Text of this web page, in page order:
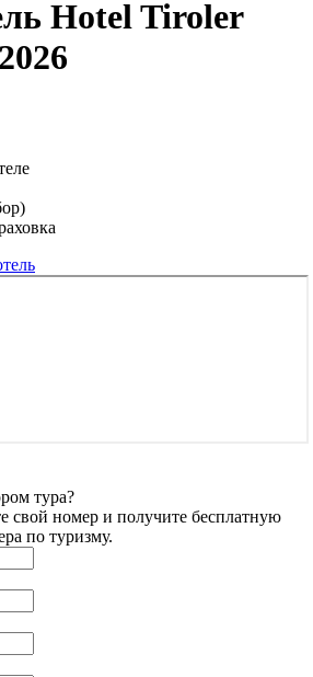
Hotel Tiroler
тура?
номер и получите бесплатную
по туризму.